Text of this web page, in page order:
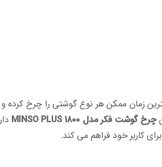
واتی در کمترین زمان ممکن هر نوع گوشتی را چرخ
چرخ گوشت فکر مدل MINSO PLUS 1800
کاربر خود فراهم می کند.